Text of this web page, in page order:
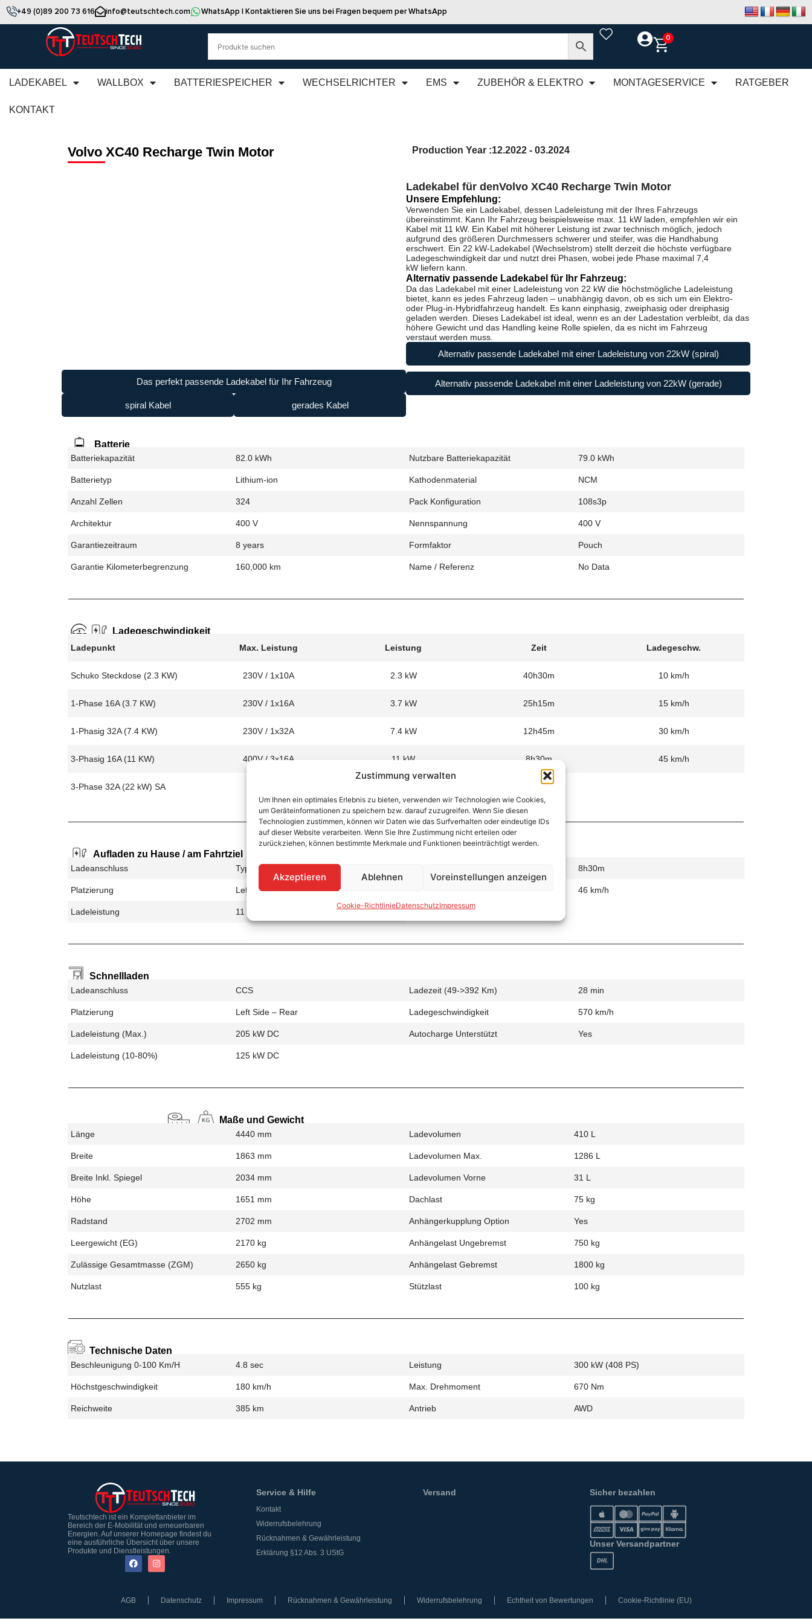
Zustimmung verwalten
Um Ihnen ein optimales Erlebnis zu bieten, verwenden wir Technologien wie Cookies,
um Geräteinformationen zu speichern bzw. darauf zuzugreifen. Wenn Sie diesen
Technologien zustimmen, können wir Daten wie das Surfverhalten oder eindeutige IDs
auf dieser Website verarbeiten. Wenn Sie Ihre Zustimmung nicht erteilen oder
zurückziehen, können bestimmte Merkmale und Funktionen beeinträchtigt werden.
Akzeptieren Ablehnen Voreinstellungen anzeigen
Cookie-RichtlinieDatenschutzImpressum
+49 (0)89 200 73 616 info@teutschtech.com WhatsApp | Kontaktieren Sie uns bei Fragen bequem per WhatsApp
0
LADEKABEL WALLBOX BATTERIESPEICHER WECHSELRICHTER EMS ZUBEHÖR & ELEKTRO MONTAGESERVICE RATGEBER
KONTAKT
Volvo XC40 Recharge Twin Motor Production Year :12.2022 - 03.2024
Das perfekt passende Ladekabel für Ihr Fahrzeug
spiral Kabel gerades Kabel
Ladekabel für denVolvo XC40 Recharge Twin Motor
Unsere Empfehlung:
Verwenden Sie ein Ladekabel, dessen Ladeleistung mit der Ihres Fahrzeugs
übereinstimmt. Kann Ihr Fahrzeug beispielsweise max. 11 kW laden, empfehlen wir ein
Kabel mit 11 kW. Ein Kabel mit höherer Leistung ist zwar technisch möglich, jedoch
aufgrund des größeren Durchmessers schwerer und steifer, was die Handhabung
erschwert. Ein 22 kW-Ladekabel (Wechselstrom) stellt derzeit die höchste verfügbare
Ladegeschwindigkeit dar und nutzt drei Phasen, wobei jede Phase maximal 7,4
kW liefern kann.
Alternativ passende Ladekabel für Ihr Fahrzeug:
Da das Ladekabel mit einer Ladeleistung von 22 kW die höchstmögliche Ladeleistung
bietet, kann es jedes Fahrzeug laden – unabhängig davon, ob es sich um ein Elektro-
oder Plug-in-Hybridfahrzeug handelt. Es kann einphasig, zweiphasig oder dreiphasig
geladen werden. Dieses Ladekabel ist ideal, wenn es an der Ladestation verbleibt, da das
höhere Gewicht und das Handling keine Rolle spielen, da es nicht im Fahrzeug
verstaut werden muss.
Alternativ passende Ladekabel mit einer Ladeleistung von 22kW (spiral)
Alternativ passende Ladekabel mit einer Ladeleistung von 22kW (gerade)
Batterie
Batteriekapazität 82.0 kWh
Batterietyp Lithium-ion
Anzahl Zellen 324
Architektur 400 V
Garantiezeitraum 8 years
Garantie Kilometerbegrenzung 160,000 km
Nutzbare Batteriekapazität 79.0 kWh
Kathodenmaterial NCM
Pack Konfiguration 108s3p
Nennspannung 400 V
Formfaktor Pouch
Name / Referenz No Data
Ladegeschwindigkeit
Ladepunkt Max. Leistung Leistung Zeit Ladegeschw.
Schuko Steckdose (2.3 KW) 230V / 1x10A 2.3 kW 40h30m 10 km/h
1-Phase 16A (3.7 KW) 230V / 1x16A 3.7 kW 25h15m 15 km/h
1-Phasig 32A (7.4 KW) 230V / 1x32A 7.4 kW 12h45m 30 km/h
3-Phasig 16A (11 KW) 400V / 3x16A 11 kW 8h30m 45 km/h
3-Phase 32A (22 kW) SA
Aufladen zu Hause / am Fahrtziel
Ladeanschluss Type 2
Platzierung Left Side – Rear
Ladeleistung 11 kW AC
8h30m
46 km/h
Schnellladen
Ladeanschluss CCS
Platzierung Left Side – Rear
Ladeleistung (max.) 205 kW DC
Ladeleistung (10-80%) 125 kW DC
Ladezeit (49->392 Km) 28 min
Ladegeschwindigkeit 570 km/h
Autocharge Unterstützt Yes
Maße und Gewicht
Länge 4440 mm
Breite 1863 mm
Breite Inkl. Spiegel 2034 mm
Höhe 1651 mm
Radstand 2702 mm
Leergewicht (EG) 2170 kg
Zulässige Gesamtmasse (zGM) 2650 kg
Nutzlast 555 kg
Ladevolumen 410 L
Ladevolumen Max. 1286 L
Ladevolumen Vorne 31 L
Dachlast 75 kg
Anhängerkupplung Option Yes
Anhängelast Ungebremst 750 kg
Anhängelast Gebremst 1800 kg
Stützlast 100 kg
Technische Daten
Beschleunigung 0-100 Km/h 4.8 sec
Höchstgeschwindigkeit 180 km/h
Reichweite 385 km
Leistung 300 kW (408 PS)
Max. Drehmoment 670 Nm
Antrieb AWD
Teutschtech ist ein Komplettanbieter im
Bereich der E-Mobilität und erneuerbaren
Energien. Auf unserer Homepage findest du
eine ausführliche Übersicht über unsere
Produkte und Dienstleistungen.
Service & Hilfe
Kontakt
Widerrufsbelehrung
Rücknahmen & Gewährleistung
Erklärung §12 Abs. 3 UStG
Versand Sicher bezahlen
Unser Versandpartner
AGB Datenschutz Impressum Rücknahmen & Gewährleistung Widerrufsbelehrung Echtheit von Bewertungen Cookie-Richtlinie (EU)